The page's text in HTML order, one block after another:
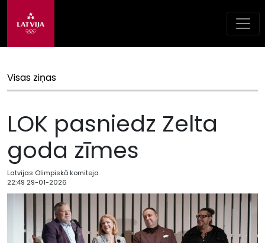
Visas ziņas
LOK pasniedz Zelta
goda zīmes
Latvijas Olimpiskā komiteja
22:49 29-01-2026